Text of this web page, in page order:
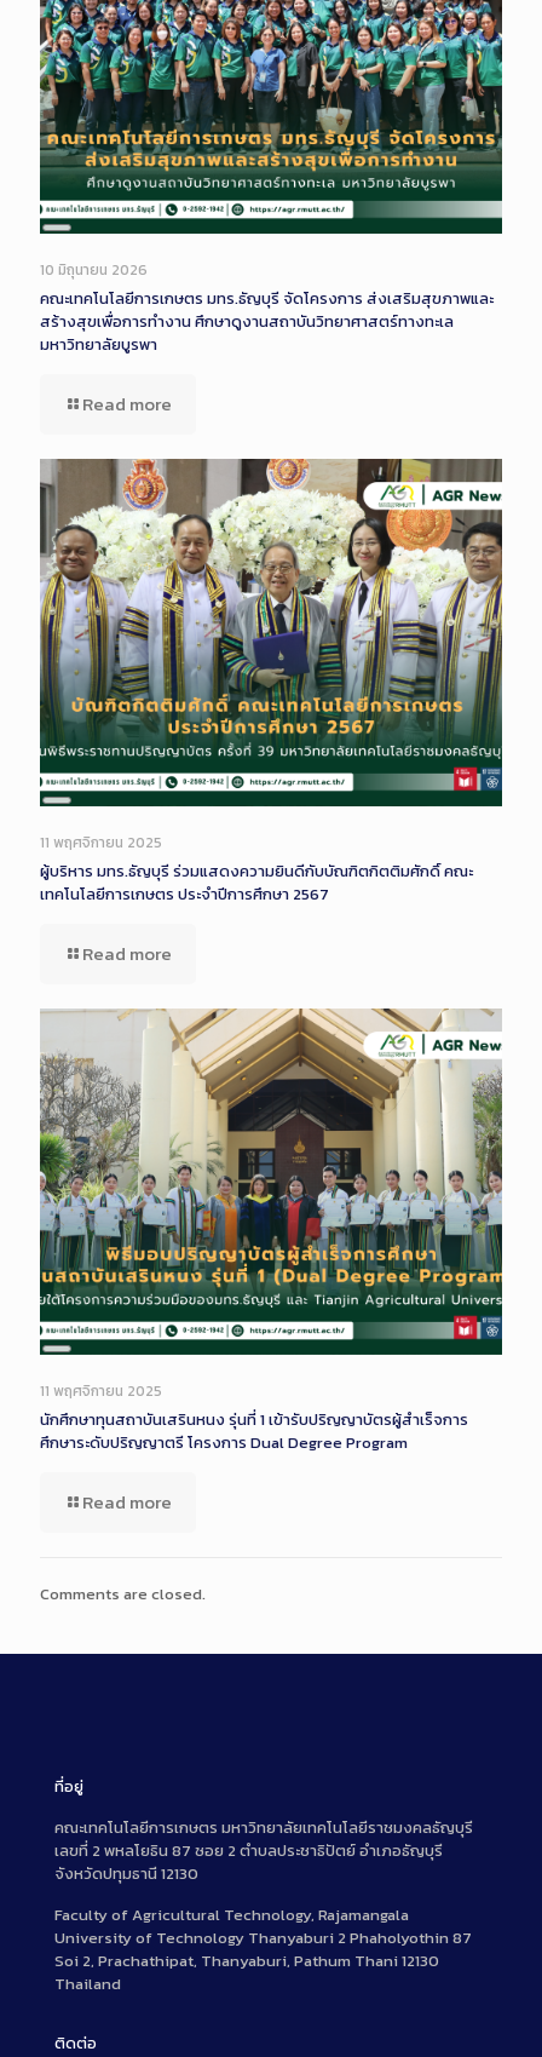
Long
Description
10 มิถุนายน 2026
คณะเทคโนโลยีการเกษตร มทร.ธัญบุรี จัดโครงการ ส่งเสริมสุขภาพและ
สร้างสุขเพื่อการทำงาน ศึกษาดูงานสถาบันวิทยาศาสตร์ทางทะเล
มหาวิทยาลัยบูรพา
Read more
Long
Description
11 พฤศจิกายน 2025
ผู้บริหาร มทร.ธัญบุรี ร่วมแสดงความยินดีกับบัณฑิตกิตติมศักดิ์ คณะ
เทคโนโลยีการเกษตร ประจำปีการศึกษา 2567
Read more
Long
Description
11 พฤศจิกายน 2025
นักศึกษาทุนสถาบันเสรินหนง รุ่นที่ 1 เข้ารับปริญญาบัตรผู้สำเร็จการ
ศึกษาระดับปริญญาตรี โครงการ Dual Degree Program
Read more
Comments are closed.
ที่อยู่
คณะเทคโนโลยีการเกษตร มหาวิทยาลัยเทคโนโลยีราชมงคลธัญบุรี
เลขที่ 2 พหลโยธิน 87 ซอย 2 ตำบลประชาธิปัตย์ อำเภอธัญบุรี
จังหวัดปทุมธานี 12130
Faculty of Agricultural Technology, Rajamangala
University of Technology Thanyaburi 2 Phaholyothin 87
Soi 2, Prachathipat, Thanyaburi, Pathum Thani 12130
Thailand
ติดต่อ